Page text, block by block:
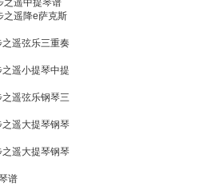
之遥中提琴谱
之遥降e萨克斯
遥弦乐三重奏
遥小提琴中提
遥弦乐钢琴三
遥大提琴钢琴
遥大提琴钢琴
谱